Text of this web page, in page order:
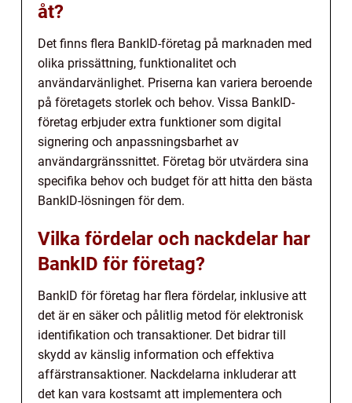
åt?
Det finns flera BankID-företag på marknaden med
olika prissättning, funktionalitet och
användarvänlighet. Priserna kan variera beroende
på företagets storlek och behov. Vissa BankID-
företag erbjuder extra funktioner som digital
signering och anpassningsbarhet av
användargränssnittet. Företag bör utvärdera sina
specifika behov och budget för att hitta den bästa
BankID-lösningen för dem.
Vilka fördelar och nackdelar har
BankID för företag?
BankID för företag har flera fördelar, inklusive att
det är en säker och pålitlig metod för elektronisk
identifikation och transaktioner. Det bidrar till
skydd av känslig information och effektiva
affärstransaktioner. Nackdelarna inkluderar att
det kan vara kostsamt att implementera och